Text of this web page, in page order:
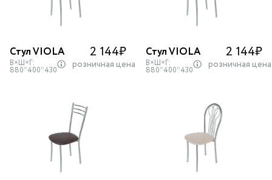
Стул VIOLA 2 144₽
В×Ш×Г:
880*400*430 розничная цена
Стул VIOLA 2 144₽
В×Ш×Г:
880*400*430 розничная цена